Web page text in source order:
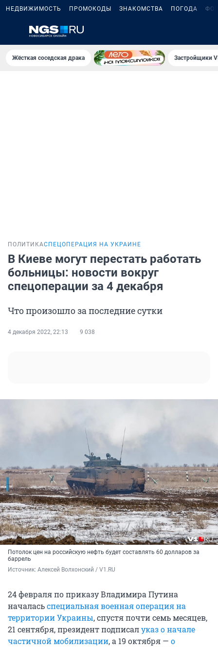
НЕДВИЖИМОСТЬ ПРОМОКОДЫ ЗНАКОМСТВА ПОГОДА
Жёсткая соседская драка Застройщики
ПОЛИТИКАСПЕЦОПЕРАЦИЯ НА УКРАИНЕ
В Киеве могут перестать работать
больницы: новости вокруг
спецоперации за 4 декабря
Что произошло за последние сутки
4 декабря 2022, 22:13 9 038
Потолок цен на российскую нефть будет составлять 60 долларов за
баррель
Источник: Алексей Волхонский / V1.RU
24 февраля по приказу Владимира Путина
началасьспециальная военная операция на
территории Украины, спустя почти семь месяцев,
21 сентября, президент подписалуказ о начале
частичной мобилизации, а 19 октября — о